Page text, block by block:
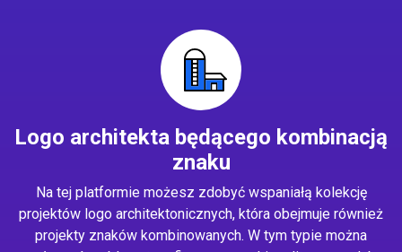
Logo architekta będącego kombinacją
znaku
Na tej platformie możesz zdobyć wspaniałą kolekcję
projektów logo architektonicznych, która obejmuje również
projekty znaków kombinowanych. W tym typie można